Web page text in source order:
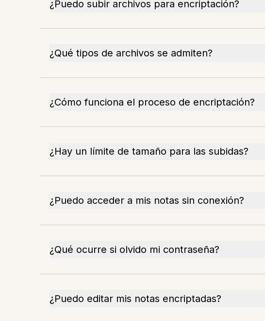
¿Puedo subir archivos para encriptación?
¿Qué tipos de archivos se admiten?
¿Cómo funciona el proceso de encriptación?
¿Hay un límite de tamaño para las subidas?
¿Puedo acceder a mis notas sin conexión?
¿Qué ocurre si olvido mi contraseña?
¿Puedo editar mis notas encriptadas?